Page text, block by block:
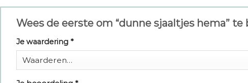
Wees de eerste om “dunne sjaaltjes hema” te
Je waardering *